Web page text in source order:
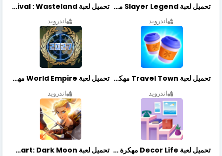
تحميل لعبة Slayer Legend مهكرة أخر إصدار
اندرويد
تحميل لعبة Merge Survival : Wasteland مهكرة أخر إصدار
اندرويد
تحميل لعبة Travel Town مهكرة أخر إصدار
اندرويد
تحميل لعبة World Empire مهكرة أخر إصدار
اندرويد
تحميل لعبة Decor Life مهكرة أخر إصدار تحميل لعبة Lionheart: Dark Moon مهكرة أخر إصدار